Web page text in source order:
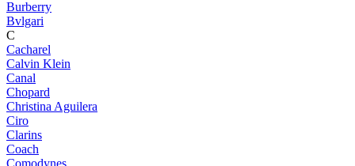
Burberry
Bvlgari
C
Cacharel
Calvin Klein
Canal
Chopard
Christina Aguilera
Ciro
Clarins
Coach
Comodynes